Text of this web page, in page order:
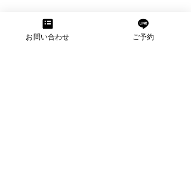
5. 40代〜60代に人気の髪色
お問い合わせ ご予約